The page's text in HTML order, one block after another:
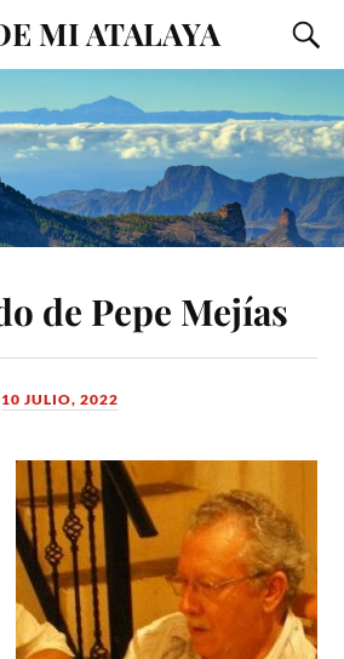
MI ATALAYA
de Pepe Mejías
10 JULIO, 2022